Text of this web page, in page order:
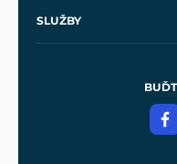
Velkoobchod
SLUŽBY
Meče pro